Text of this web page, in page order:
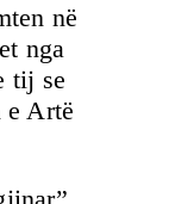
në
nga
tij se
e Artë